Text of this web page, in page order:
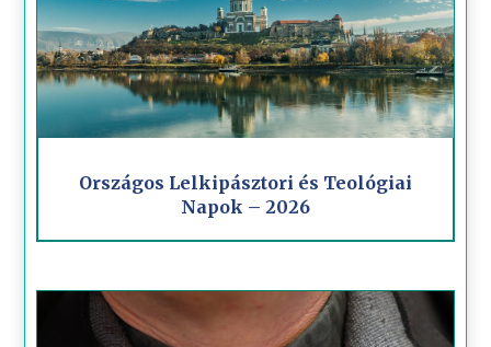
Országos Lelkipásztori és Teológiai
Napok – 2026